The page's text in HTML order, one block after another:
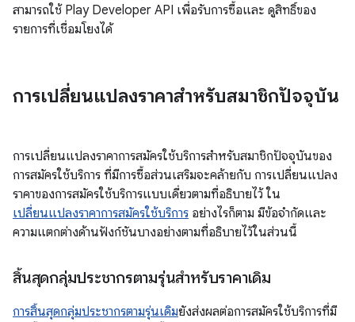
สามารถใช้ Play Developer API เพื่อรับการซื้อและ ดูสิทธิ์ของ
รายการที่เชื่อมโยงได้
การเปลี่ยนแปลงราคาสำหรับสมาชิกปัจจุบัน
การเปลี่ยนแปลงราคาการสมัครใช้บริการสำหรับสมาชิกปัจจุบันของ
การสมัครใช้บริการ ที่มีการซื้อส่วนเสริมจะคล้ายกับ การเปลี่ยนแปลง
ราคาของการสมัครใช้บริการแบบเดี่ยวตามที่อธิบายไว้ ใน
เปลี่ยนแปลงราคาการสมัครใช้บริการ อย่างไรก็ตาม มีข้อจำกัดและ
ความแตกต่างด้านฟังก์ชันบางอย่างตามที่อธิบายไว้ในส่วนนี้
สิ้นสุดกลุ่มประชากรตามรุ่นสำหรับราคาเดิม
การสิ้นสุดกลุ่มประชากรตามรุ่นเดิมยังส่งผลต่อการสมัครใช้บริการที่มี